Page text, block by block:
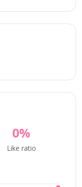
0%
Like ratio